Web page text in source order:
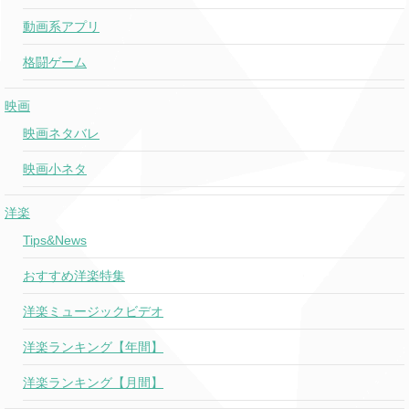
動画系アプリ
格闘ゲーム
映画
映画ネタバレ
映画小ネタ
洋楽
Tips&News
おすすめ洋楽特集
洋楽ミュージックビデオ
洋楽ランキング【年間】
洋楽ランキング【月間】